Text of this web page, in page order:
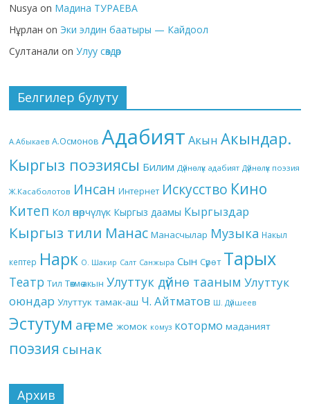
Nusya on Мадина ТУРАЕВА
Нұрлан on Эки элдин баатыры — Кайдоол
Султанали onУлуу сөздөр
Белгилер булуту
А.Абыкаев А.Осмонов Адабият Акын Акындар.
Кыргыз поэзиясы Билим Дүйнөлүк адабият Дүйнөлүк поэзия
Ж.Касаболотов Инсан Интернет Искусство Кино
Китеп Кол өнөрчүлүк Кыргыз даамы Кыргыздар
Кыргыз тили Манас Манасчылар Музыка Накыл
кептер Нарк О. Шакир Салт Санжыра Сын Сүрөт Тарых
Театр Тил Төкмө акын Улуттук дүйнө тааным Улуттук
оюндар Улуттук тамак-аш Ч. Айтматов Ш. Дүйшеев
Эстутум аңгеме жомок комуз котормо маданият
поэзия сынак
Архив